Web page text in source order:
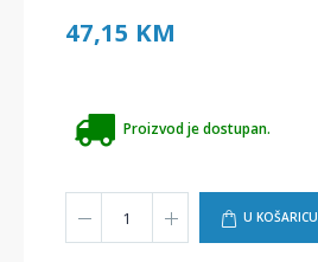
47,15 KM
Proizvod je dostupan.
U KOŠARICU